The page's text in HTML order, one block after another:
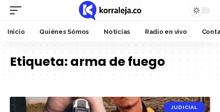
Inicio Quiénes Sómos Noticias Radio en vivo
Etiqueta:arma de fuego
JUDICIAL